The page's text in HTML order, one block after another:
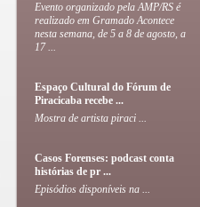
Evento organizado pela AMP/RS é
realizado em Gramado Acontece
nesta semana, de 5 a 8 de agosto, a
17 ...
Espaço Cultural do Fórum de
Piracicaba recebe ...
Mostra de artista piraci ...
Casos Forenses: podcast conta
histórias de pr ...
Episódios disponíveis na ...